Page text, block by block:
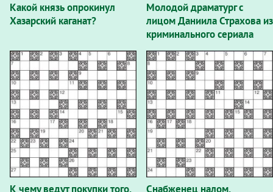
Какой князь опрокинул
Хазарский каганат?
Молодой драматург с
лицом Даниила Страхова из
криминального сериала
«Фарца».
К чему ведут покупки того, Снабженец налом.